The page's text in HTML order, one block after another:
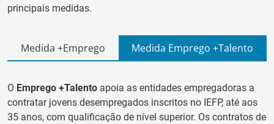
principais medidas.
Medida +Emprego Medida Emprego +Talento
O Emprego +Talento apoia as entidades empregadoras a
contratar jovens desempregados inscritos no IEFP, até aos
35 anos, com qualificação de nível superior. Os contratos de